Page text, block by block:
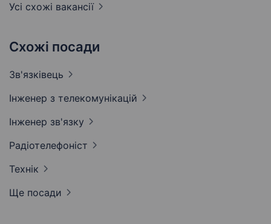
Усі схожі вакансії
Схожі посади
Зв'язківець
Інженер з телекомунікацій
Інженер зв'язку
Радіотелефоніст
Технік
Ще посади